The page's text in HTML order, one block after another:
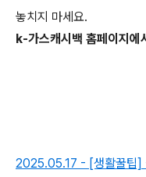
놓치지 마세요.
k-가스캐시백 홈페이지에
2025.05.17 - [생활꿀팁]